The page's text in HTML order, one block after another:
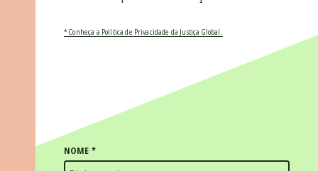
* Conheça a Política de Privacidade da Justiça Global.
NOME *